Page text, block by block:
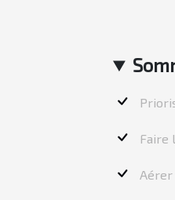
Faire
Aérer